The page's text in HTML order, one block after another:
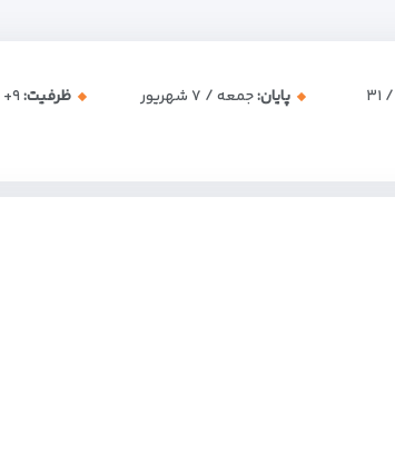
جمعه / ۳۱
پایان:جمعه / ۷ شهریور ظرفیت:+۹